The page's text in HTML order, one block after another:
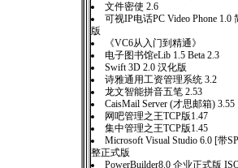
文件密使 2.6
可视IP电话PC Video Phone 1.0
版
《VC6从入门到精通》
电子图书馆eLib 1.5 Beta 2.3
Swift 3D 2.0 汉化版
诗雅通用工资管理系统 3.2
龙文智能拼音五笔 2.53
CaisMail Server (才思邮箱) 3.55
网吧管理之王TCP版1.47
集中管理之王TCP版1.45
Microsoft Visual Studio 6.0 [带
整正式版
PowerBuilder8.0 企业正式版